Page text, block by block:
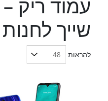
עמוד ריק
שייך לחנות
להראות